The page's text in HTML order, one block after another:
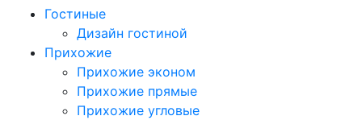
Гостиные
Дизайн гостиной
Прихожие
Прихожие эконом
Прихожие прямые
Прихожие угловые